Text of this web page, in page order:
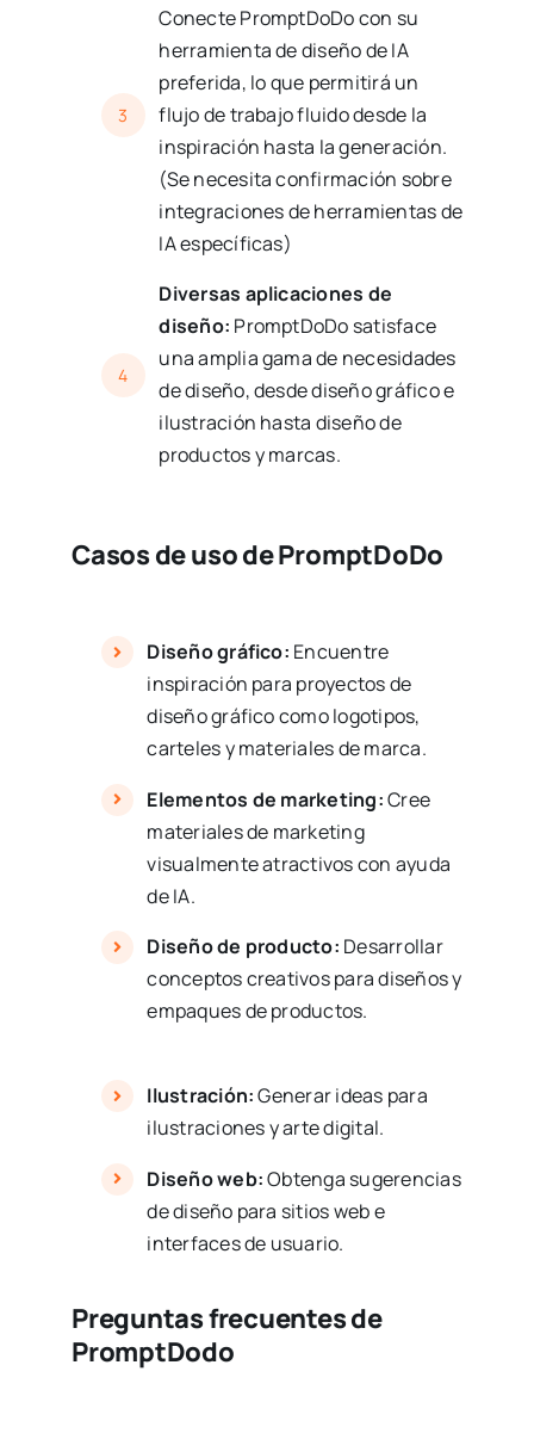
3
Conecte PromptDoDo con su
herramienta de diseño de IA
preferida, lo que permitirá un
flujo de trabajo fluido desde la
inspiración hasta la generación.
(Se necesita confirmación sobre
integraciones de herramientas de
IA específicas)
4
Diversas aplicaciones de
diseño: PromptDoDo satisface
una amplia gama de necesidades
de diseño, desde diseño gráfico e
ilustración hasta diseño de
productos y marcas.
Casos de uso de PromptDoDo
Diseño gráfico: Encuentre
inspiración para proyectos de
diseño gráfico como logotipos,
carteles y materiales de marca.
Elementos de marketing:Cree
materiales de marketing
visualmente atractivos con ayuda
de IA.
Diseño de producto: Desarrollar
conceptos creativos para diseños y
empaques de productos.
Ilustración:Generar ideas para
ilustraciones y arte digital.
Diseño web:Obtenga sugerencias
de diseño para sitios web e
interfaces de usuario.
Preguntas frecuentes de
PromptDodo